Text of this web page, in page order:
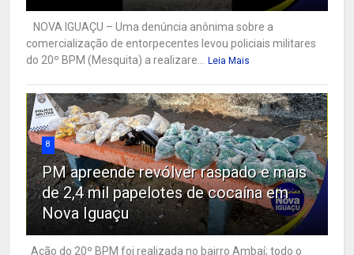
NOVA IGUAÇU – Uma denúncia anônima sobre a
comercialização de entorpecentes levou policiais militares
do 20º BPM (Mesquita) a realizare...
Leia Mais
8
PM apreende revólver raspado e mais
de 2,4 mil papelotes de cocaína em
Nova Iguaçu
Ação do 20º BPM foi realizada no bairro Ambaí; todo o